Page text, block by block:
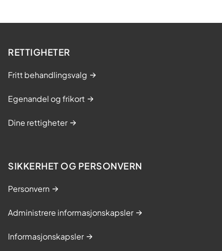
RETTIGHETER
Fritt behandlingsvalg
Egenandel og frikort
Dine rettigheter
SIKKERHET OG PERSONVERN
Personvern
Administrere informasjonskapsler
Informasjonskapsler